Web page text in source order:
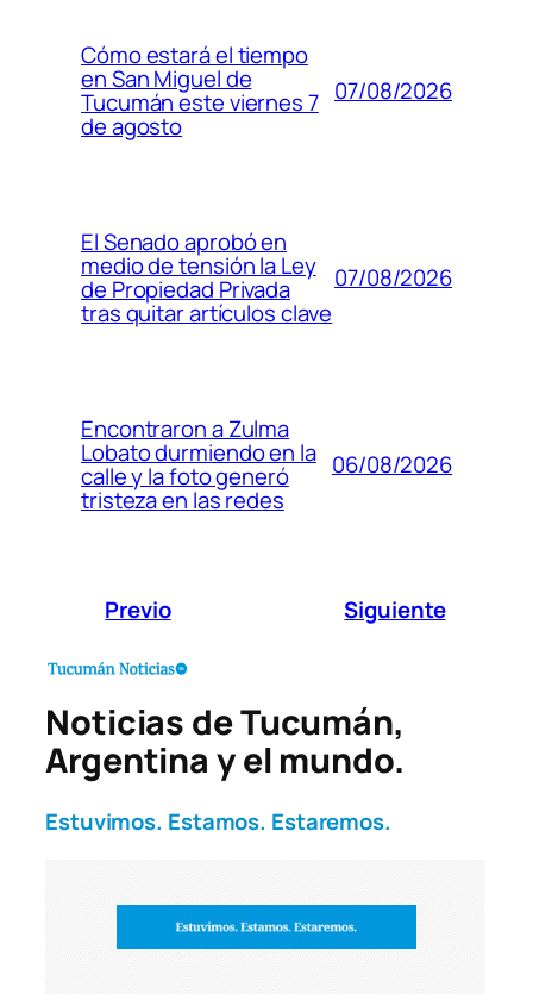
Cómo estará el tiempo
en San Miguel de
Tucumán este viernes 7
de agosto
07/08/2026
El Senado aprobó en
medio de tensión la Ley
de Propiedad Privada
tras quitar artículos clave
07/08/2026
Encontraron a Zulma
Lobato durmiendo en la
calle y la foto generó
tristeza en las redes
06/08/2026
Previo Siguiente
Noticias de Tucumán,
Argentina y el mundo.
Estuvimos. Estamos. Estaremos.